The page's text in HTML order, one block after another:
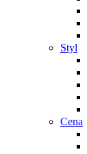
Styl
Cena